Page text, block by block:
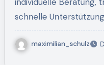
schnelle
maximilian_schulz